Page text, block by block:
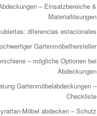
– Einsatzbereiche &
Materiallösungen
diferencias estacionales
Gartenmöbelhersteller
– mögliche Optionen bei
Abdeckungen
Gartenmöbelabdeckungen –
Checkliste
Möbel abdecken – Schutz